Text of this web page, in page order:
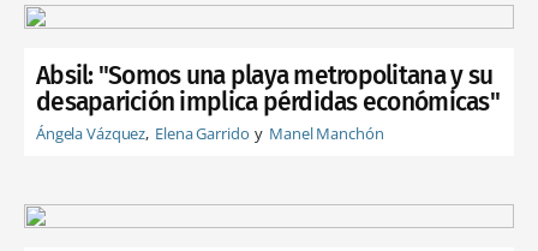
Absil: "Somos una playa metropolitana y su
desaparición implica pérdidas económicas"
Ángela Vázquez Elena Garrido Manel Manchón